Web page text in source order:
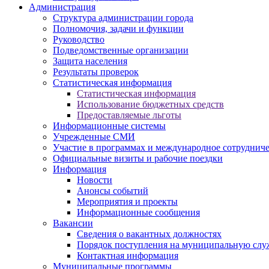
Администрация
Структура администрации города
Полномочия, задачи и функции
Руководство
Подведомственные организации
Защита населения
Результаты проверок
Статистическая информация
Статистическая информация
Использование бюджетных средств
Предоставляемые льготы
Информационные системы
Учрежденные СМИ
Участие в программах и международное
Официальные визиты и рабочие поездки
Информация
Новости
Анонсы событий
Мероприятия и проекты
Информационные сообщения
Вакансии
Сведения о вакантных должностях
Порядок поступления на муниципальную
Контактная информация
Муниципальные программы